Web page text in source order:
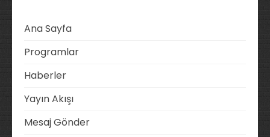
Ana Sayfa
Programlar
Haberler
Yayın Akışı
Mesaj Gönder